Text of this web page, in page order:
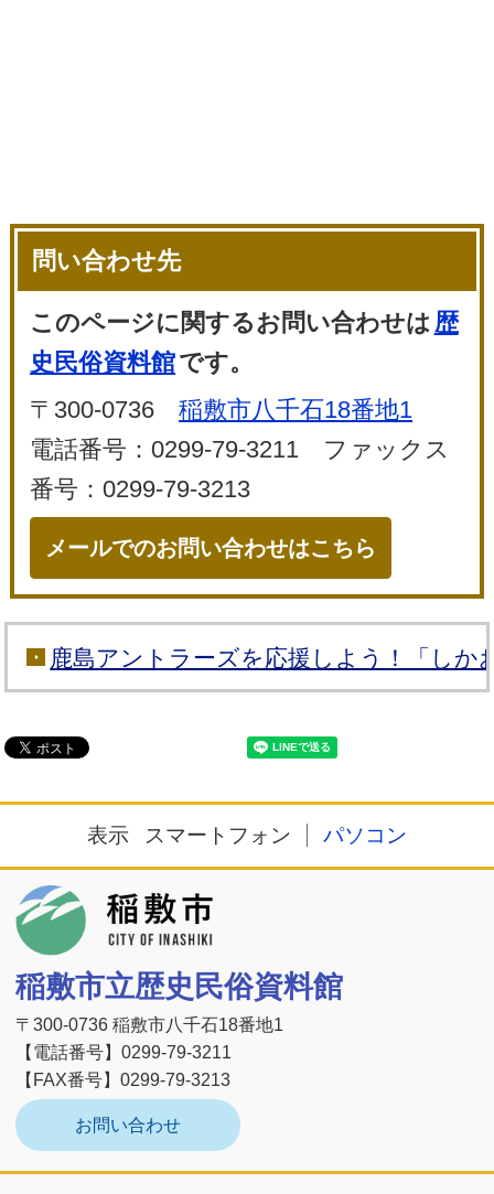
問い合わせ先
このページに関するお問い合わせは 歴
史民俗資料館です。
〒300-0736稲敷市八千石18番地1
電話番号：0299-79-3211 ファックス
番号：0299-79-3213
メールでのお問い合わせはこちら
鹿島アントラーズを応援しよう！「しか
表示 スマートフォン パソコン
稲敷市立歴史民俗資料館
〒300-0736 稲敷市八千石18番地1
【電話番号】0299-79-3211
【FAX番号】0299-79-3213
お問い合わせ